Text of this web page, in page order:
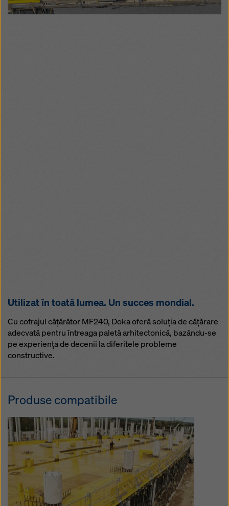
Utilizat în toată lumea. Un succes mondial.
Cu cofrajul căţărător MF240, Doka oferă soluţia de cățărare
adecvată pentru întreaga paletă arhitectonică, bazându-se
pe experienţa de decenii la diferitele probleme
constructive.
Produse compatibile